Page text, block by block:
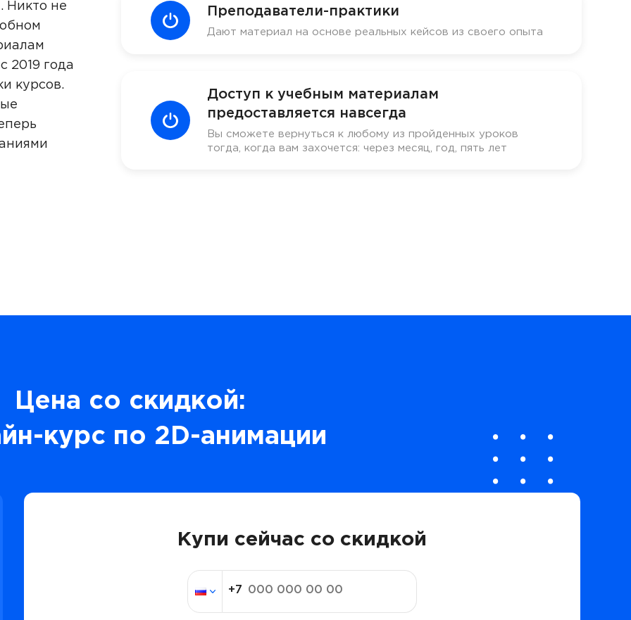
Никто не
2019 года
курсов.
Преподаватели-практики
Дают материал на основе реальных кейсов из своего опыта
Доступ к учебным материалам
предоставляется навсегда
Вы сможете вернуться к любому из пройденных уроков
тогда, когда вам захочется: через месяц, год, пять лет
Цена со скидкой:
курс по 2D-анимации
Купи сейчас со скидкой